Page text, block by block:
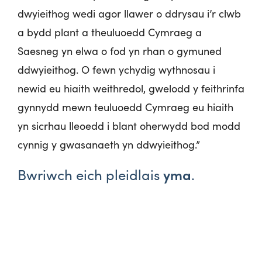
dwyieithog wedi agor llawer o ddrysau i’r clwb
a bydd plant a theuluoedd Cymraeg a
Saesneg yn elwa o fod yn rhan o gymuned
ddwyieithog. O fewn ychydig wythnosau i
newid eu hiaith weithredol, gwelodd y feithrinfa
gynnydd mewn teuluoedd Cymraeg eu hiaith
yn sicrhau lleoedd i blant oherwydd bod modd
cynnig y gwasanaeth yn ddwyieithog.”
Bwriwch eich pleidlaisyma.